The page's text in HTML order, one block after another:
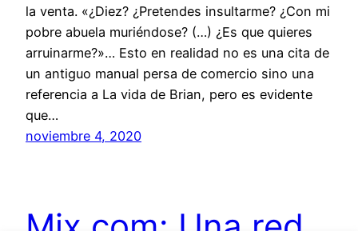
la venta. «¿Diez? ¿Pretendes insultarme? ¿Con mi
pobre abuela muriéndose? (…) ¿Es que quieres
arruinarme?»… Esto en realidad no es una cita de
un antiguo manual persa de comercio sino una
referencia a La vida de Brian, pero es evidente
que…
noviembre 4, 2020